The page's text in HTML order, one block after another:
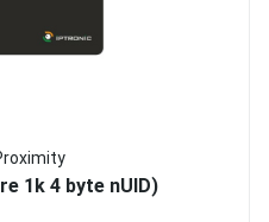
1k 4 byte nUID)